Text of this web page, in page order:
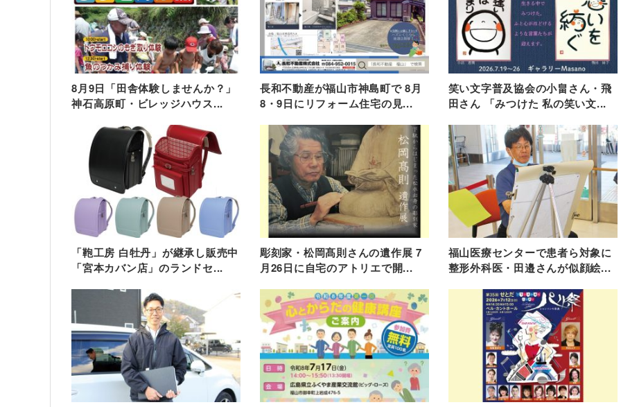
8月9日「田舎体験しませんか？」
神石高原町・ビレッジハウス...
長和不動産が福山市神島町で 8月
8・9日にリフォーム住宅の見...
笑い文字普及協会の小畠さん・飛
田さん 「みつけた 私の笑い文...
「鞄工房 白牡丹」が継承し販売中
「宮本カバン店」のランドセ...
彫刻家・松岡髙則さんの遺作展 7
月26日に自宅のアトリエで開...
福山医療センターで患者ら対象に
整形外科医・田邉さんが似顔絵...